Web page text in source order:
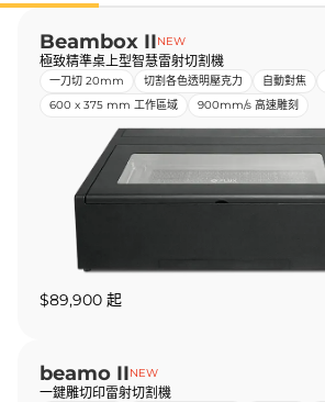
Beambox IINEW
極致精準桌上型智慧雷射切割機
一刀切 20mm 切割各色透明壓克力 自動對焦
600 x 375 mm 工作區域
900mm/s 高速雕刻
$89,900 起
beamo IINEW
一鍵雕切印雷射切割機